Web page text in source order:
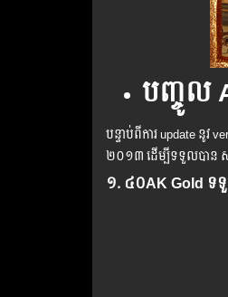
បញ្ចូ​ល​
បន្ទាប់​​ពី​​ការ ​update ​នូវ
២០១៣​ ​ដើម្បី​​ទទួល​​បាន​ ​ស
១. ៤០AK Gold ទ